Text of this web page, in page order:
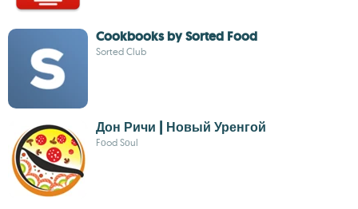
Cookbooks by Sorted Food
Sorted Club
Дон Ричи | Новый Уренгой
Fоod Sоul